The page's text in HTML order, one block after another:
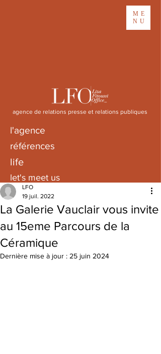
ME
NU
l'agence
références
life
let's meet us
agence de relations presse et relations publiques
La Galerie Vauclair vous invite
au 15eme Parcours de la
Céramique
LFO
19 juil. 2022
Dernière mise à jour : 25 juin 2024